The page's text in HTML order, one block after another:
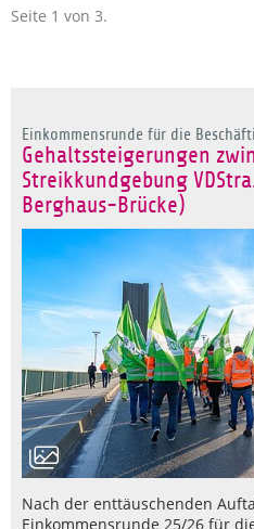
Seite 1 von 3.
Einkommensrunde für die
Gehaltssteigerungen
Streikkundgebung
Berghaus-Brücke)
Nach der enttäuschenden
Einkommensrunde 25/26 für